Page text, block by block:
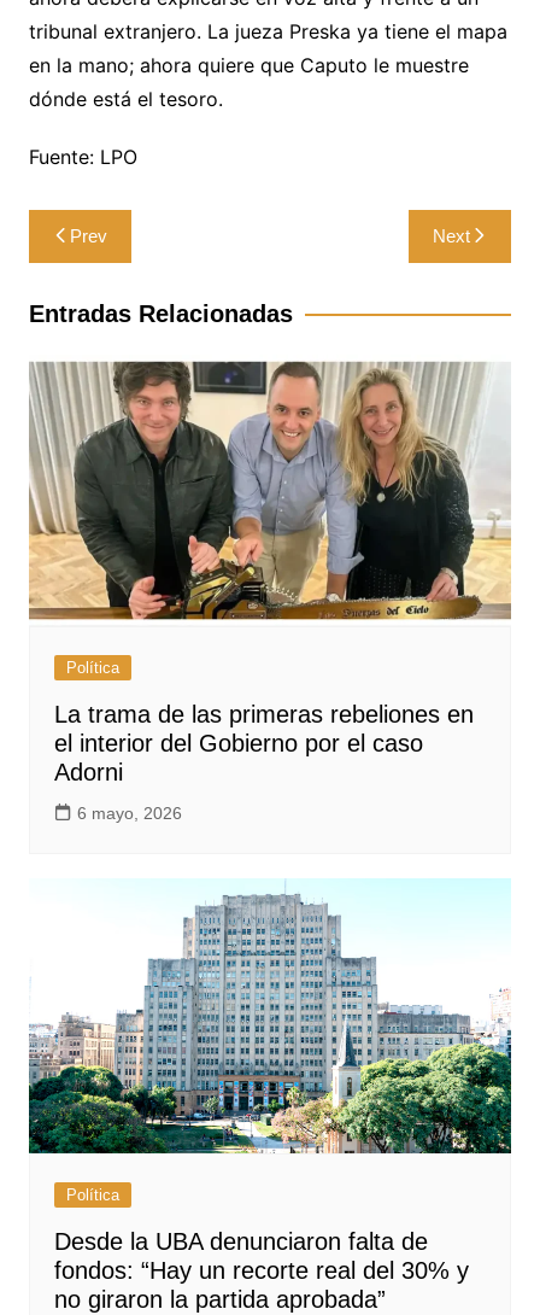
tribunal extranjero. La jueza Preska ya tiene el mapa
en la mano; ahora quiere que Caputo le muestre
dónde está el tesoro.
Fuente: LPO
Navegación
de
entradas
Prev Next
Entradas Relacionadas
Política
La trama de las primeras rebeliones en
el interior del Gobierno por el caso
Adorni
6 mayo, 2026
Política
Desde la UBA denunciaron falta de
fondos: “Hay un recorte real del 30% y
no giraron la partida aprobada”